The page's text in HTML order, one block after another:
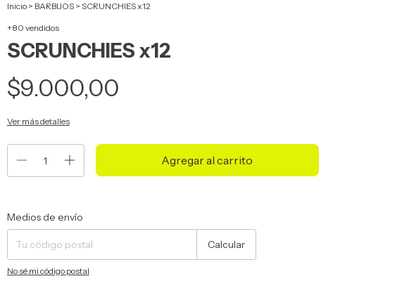
Inicio > BARBIJOS > SCRUNCHIES x12
+80 vendidos
SCRUNCHIES x12
$9.000,00
Ver más detalles
Entregas para el CP:
Medios de envío
Calcular
No sé mi código postal